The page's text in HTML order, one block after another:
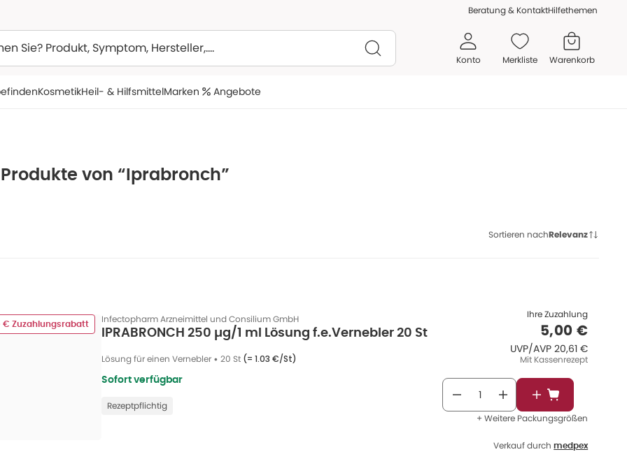
Beratung & KontaktHilfethemen
Konto Merkliste Warenkorb
KosmetikHeil- & HilfsmittelMarken Angebote
von “Iprabronch”
Sortieren nachRelevanz
€ Zuzahlungsrabatt Infectopharm Arzneimittel und Consilium GmbH
IPRABRONCH 250 µg/1 ml Lösung f.e.Vernebler 20 St
Lösung für einen Vernebler • 20 St (= 1.03 €/St)
Sofort verfügbar
Rezeptpflichtig
Ihre Zuzahlung
5,00 €
UVP/AVP UVP/AVP
20,61 €
Mit Kassenrezept
In den
+ Weitere Packungsgrößen
Verkauf durch medpex